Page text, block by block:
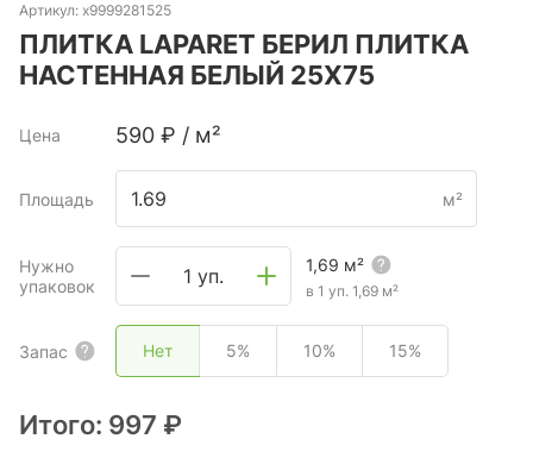
Артикул: х9999281525
ПЛИТКА LAPARET БЕРИЛ ПЛИТКА
НАСТЕННАЯ БЕЛЫЙ 25Х75
Цена 590 ₽ / м²
Площадь м²
Нужно
упаковок
1 уп. 1,69 м²
в 1 уп. 1,69 м²
Запас Нет 5% 10% 15%
Итого: 997 ₽